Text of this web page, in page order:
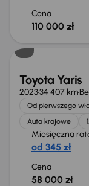
Cena
110 000 zł
Toyota Yaris
202334 407 km
Od pierwszego
Auta krajowe
Miesięczna
od 345 zł
Cena
58 000 zł